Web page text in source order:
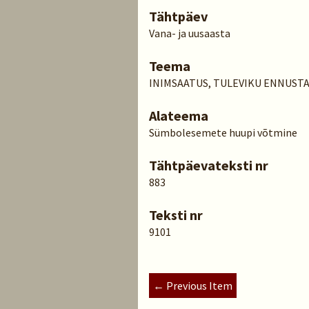
Tähtpäev
Vana- ja uusaasta
Teema
INIMSAATUS, TULEVIKU
Alateema
Sümbolesemete huupi võtmine
Tähtpäevateksti nr
883
Teksti nr
9101
← Previous Item